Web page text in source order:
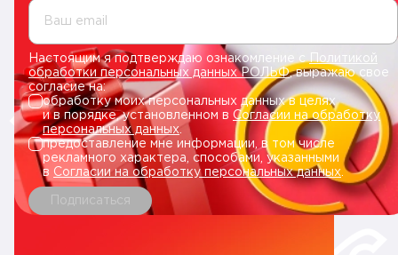
Ваш email
Настоящим я подтверждаю ознакомление сПолитикой
обработки персональных данных РОЛЬФ, выражаю свое
согласие на:
обработку моих персональных данных в целях
и в порядке, установленном в Согласии на обработку
персональных данных.
предоставление мне информации, в том числе
рекламного характера, способами, указанными
в Согласии на обработку персональных данных
Подписаться